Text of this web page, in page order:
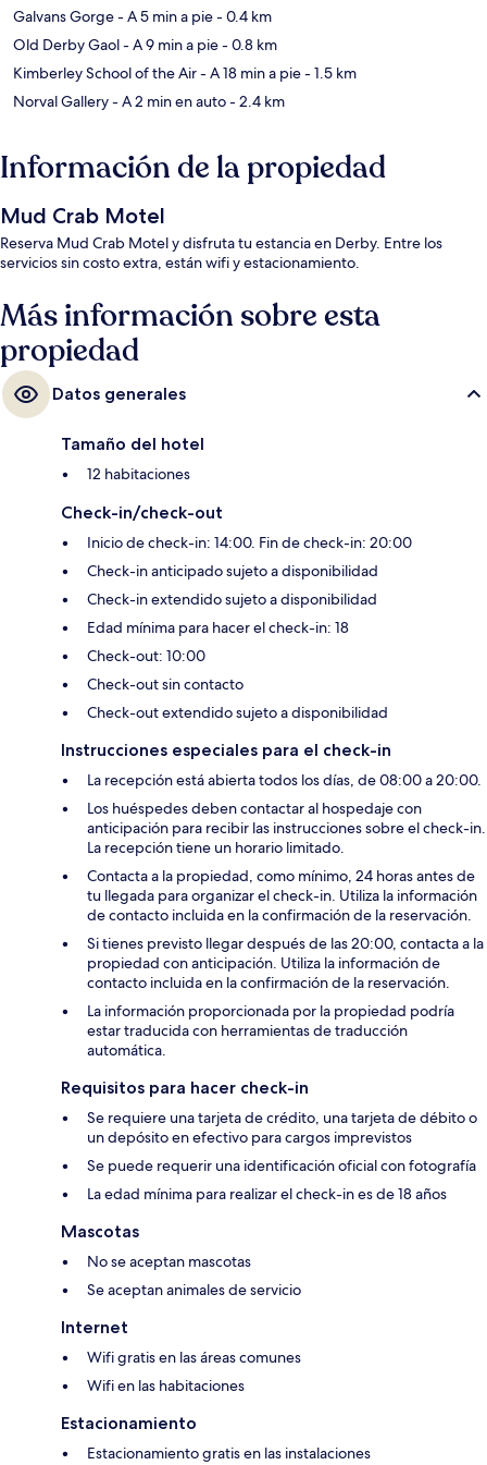
Galvans Gorge- A 5 min a pie- 0.4 km
Old Derby Gaol- A 9 min a pie- 0.8 km
Kimberley School of the Air- A 18 min a pie- 1.5 km
Norval Gallery- A 2 min en auto- 2.4 km
Información de la propiedad
Mud Crab Motel
Reserva Mud Crab Motel y disfruta tu estancia en Derby. Entre los
servicios sin costo extra, están wifi y estacionamiento.
Más información sobre esta
propiedad
Datos generales
Tamaño del hotel
12 habitaciones
Check-in/check-out
Inicio de check-in: 14:00. Fin de check-in: 20:00
Check-in anticipado sujeto a disponibilidad
Check-in extendido sujeto a disponibilidad
Edad mínima para hacer el check-in: 18
Check-out: 10:00
Check-out sin contacto
Check-out extendido sujeto a disponibilidad
Instrucciones especiales para el check-in
La recepción está abierta todos los días, de 08:00 a 20:00.
Los huéspedes deben contactar al hospedaje con
anticipación para recibir las instrucciones sobre el check-in.
La recepción tiene un horario limitado.
Contacta a la propiedad, como mínimo, 24 horas antes de
tu llegada para organizar el check-in. Utiliza la información
de contacto incluida en la confirmación de la reservación.
Si tienes previsto llegar después de las 20:00, contacta a la
propiedad con anticipación. Utiliza la información de
contacto incluida en la confirmación de la reservación.
La información proporcionada por la propiedad podría
estar traducida con herramientas de traducción
automática.
Requisitos para hacer check-in
Se requiere una tarjeta de crédito, una tarjeta de débito o
un depósito en efectivo para cargos imprevistos
Se puede requerir una identificación oficial con fotografía
La edad mínima para realizar el check-in es de 18 años
Mascotas
No se aceptan mascotas
Se aceptan animales de servicio
Internet
Wifi gratis en las áreas comunes
Wifi en las habitaciones
Estacionamiento
Estacionamiento gratis en las instalaciones